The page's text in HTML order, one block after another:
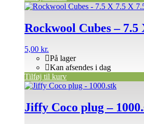
Rockwool Cubes –
5,00 kr.
På lager
Kan afsendes i dag
Tilføj til kurv
Jiffy Coco plug –